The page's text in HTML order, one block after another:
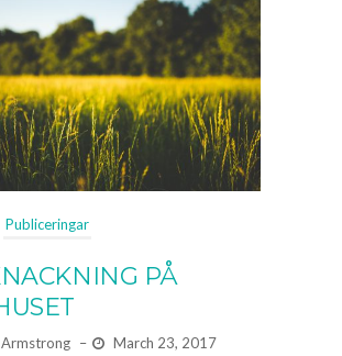
Publiceringar
PÅ
Armstrong – March 23, 2017